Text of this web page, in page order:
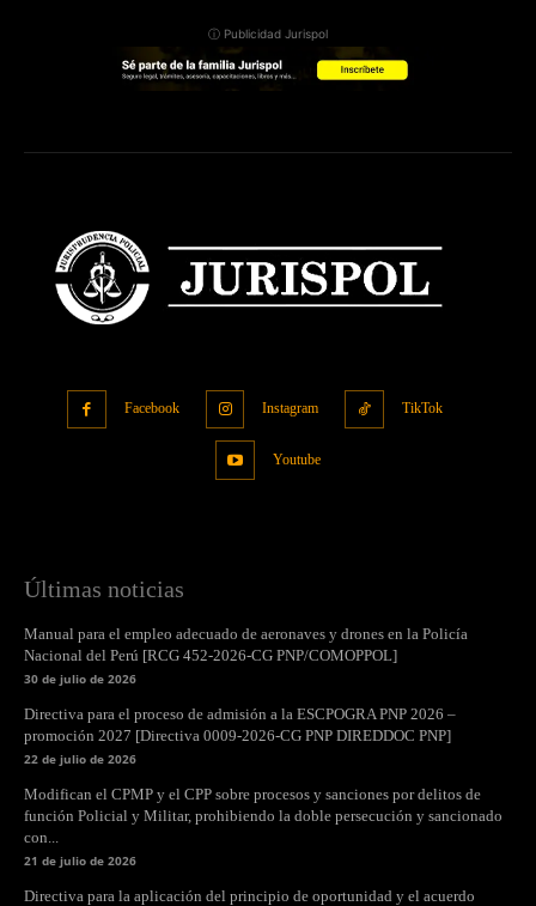
ⓘ Publicidad Jurispol
Facebook Instagram TikTok
Youtube
Últimas noticias
Manual para el empleo adecuado de aeronaves y drones en la Policía
Nacional del Perú [RCG 452-2026-CG PNP/COMOPPOL]
30 de julio de 2026
Directiva para el proceso de admisión a la ESCPOGRA PNP 2026 –
promoción 2027 [Directiva 0009-2026-CG PNP DIREDDOC PNP]
22 de julio de 2026
Modifican el CPMP y el CPP sobre procesos y sanciones por delitos de
función Policial y Militar, prohibiendo la doble persecución y sancionado
con...
21 de julio de 2026
Directiva para la aplicación del principio de oportunidad y el acuerdo